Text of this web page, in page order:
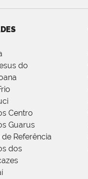
do
Centro
Guarus
Referência
dos